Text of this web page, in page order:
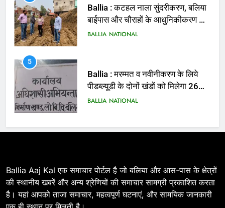
Ballia : कटहल नाला सुंदरीकरण, बलिया
बाईपास और चौराहों के आधुनिकीकरण की
तैयारी तेज
BALLIA NATIONAL
5
Ballia : मरम्मत व नवीनीकरण के लिये
पीडब्ल्यूडी के दोनों खंडों को मिलेगा 26
करोड़
BALLIA NATIONAL
6
BALLIA NATIONAL
7
Ballia Aaj Kal एक समाचार पोर्टल है जो बलिया और आस-पास के क्षेत्रों
की स्थानीय खबरें और अन्य श्रेणियों की समाचार सामग्री प्रकाशित करता
है। यहां आपको ताजा समाचार, महत्वपूर्ण घटनाएं, और सामयिक जानकारी